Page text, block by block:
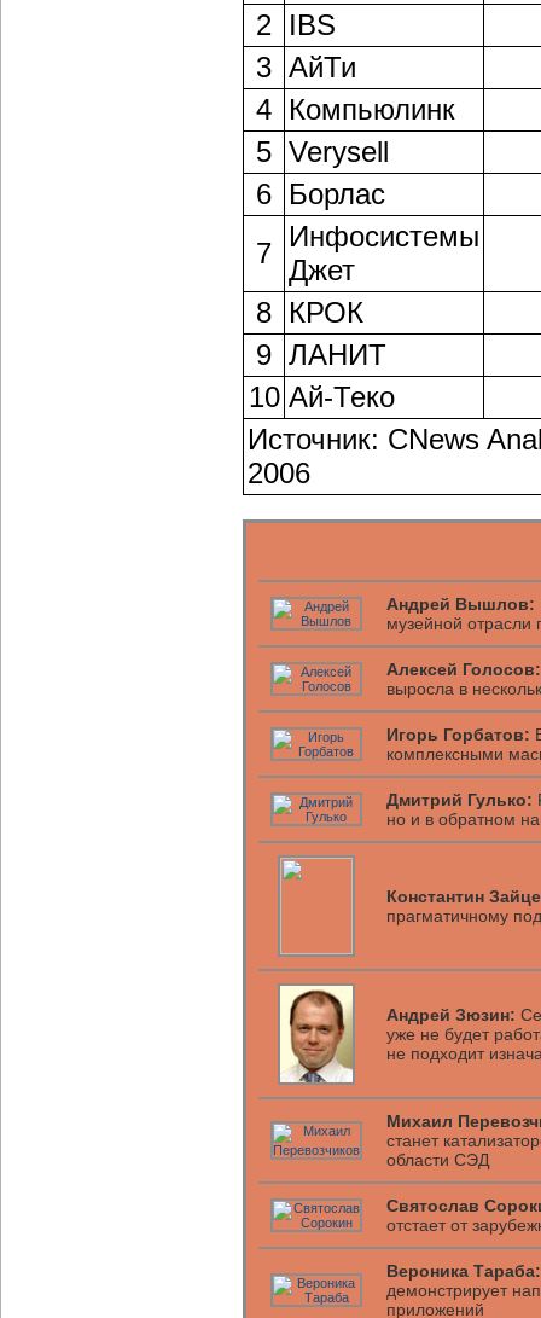
2 IBS
3 АйТи
4 Компьюлинк
5 Verysell
6 Борлас
7
Инфосистемы
Джет
8 КРОК
9 ЛАНИТ
10 Ай-Теко
Источник: CNews
2006
Андрей Вышлов:
музейной отрасли
Алексей Голосов:
выросла в
Игорь Горбатов:
комплексными
Дмитрий Гулько:
но и в обратном
Константин
прагматичному
Андрей Зюзин:
уже не будет
не подходит
Михаил
станет
области СЭД
Святослав
отстает от
Вероника Тараба:
демонстрирует
приложений